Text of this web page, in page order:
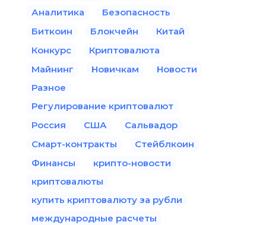
Аналитика
Безопасность
Биткоин
Блокчейн
Китай
Конкурс
Криптовалюта
Майнинг
Новичкам
Новости
Разное
Регулирование криптовалют
Россия
США
Сальвадор
Смарт-контракты
Стейблкоин
Финансы
крипто-новости
криптовалюты
купить криптовалюту за рубли
международные расчеты